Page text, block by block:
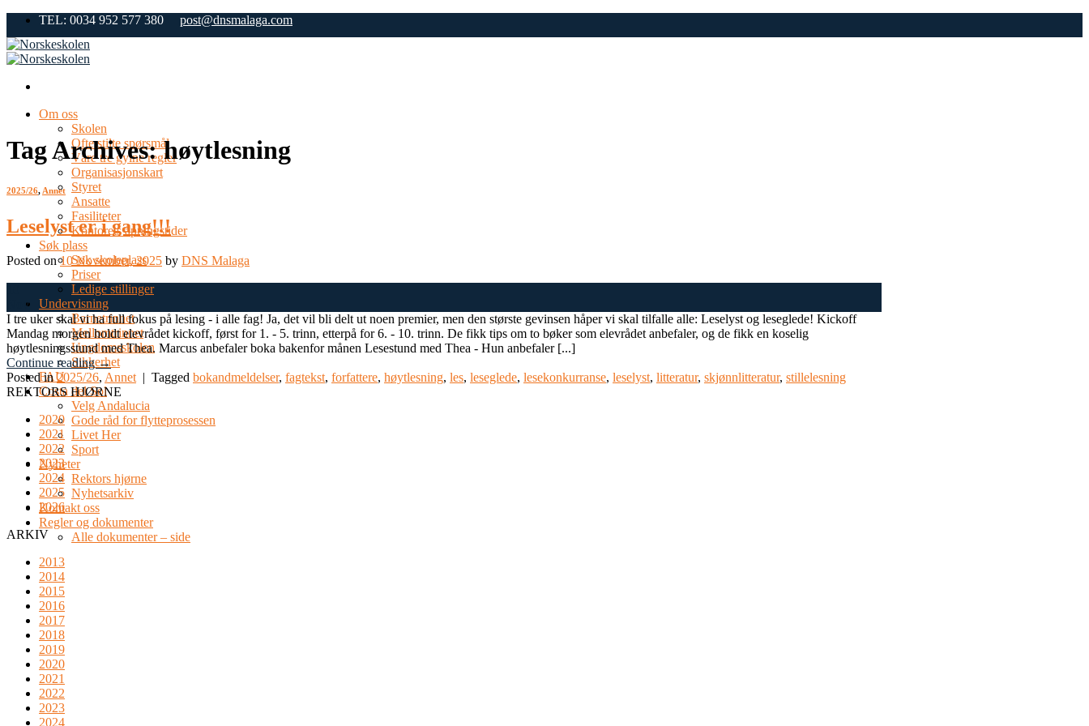
Skip
content
TEL: 0034 952 577 380 post@dnsmalaga.com
Om oss
Skolen
Ofte stilte spørsmål
Våre tre gylne regler
Organisasjonskart
Styret
Ansatte
Fasiliteter
Kontorets åpningstider
Søk plass
Søk skoleplass
Priser
Ledige stillinger
Undervisning
Barnetrinnet
Mellomtrinnet
Ungdomsskolen
Sikkerhet
FAU
Costa del Sol
Velg Andalucia
Gode råd for flytteprosessen
Livet Her
Sport
Nyheter
Rektors hjørne
Nyhetsarkiv
Kontakt oss
Regler og dokumenter
Alle dokumenter – side
Tag Archives:høytlesning
2025/26,Annet
Leselyst er i gang!!!
Posted on10 November, 2025 by DNS Malaga
Nov
I tre uker skal vi ha full fokus på lesing - i alle fag! Ja, det vil bli delt ut noen premier, men den største gevinsen håper vi skal tilfalle alle: Leselyst og leseglede! Kickoff
Mandag morgen holdt elevrådet kickoff, først for 1. - 5. trinn, etterpå for 6. - 10. trinn. De fikk tips om to bøker som elevrådet anbefaler, og de fikk en koselig
høytlesningsstund med Thea. Marcus anbefaler boka bakenfor månen Lesestund med Thea - Hun anbefaler [...]
Continue reading→
Posted in2025/26, Annet | Tagged bokandmeldelser, fagtekst, forfattere, høytlesning, les, leseglede, lesekonkurranse, leselyst, litteratur, skjønnlitteratur, stillelesning
REKTORS HJØRNE
2020
2021
2022
2023
2024
2025
2026
ARKIV
2013
2014
2015
2016
2017
2018
2019
2020
2021
2022
2023
2024